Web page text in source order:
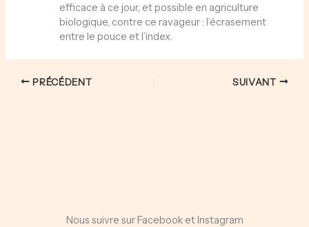
efficace à ce jour, et possible en agriculture
biologique, contre ce ravageur : l’écrasement
entre le pouce et l’index.
PRÉCÉDENT SUIVANT
Nous suivre sur Facebook et Instagram